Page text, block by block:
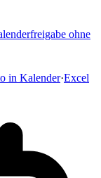
ohne
in Kalender·Excel